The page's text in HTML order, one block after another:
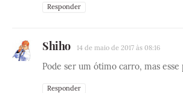
Responder
Shiho 14 de maio de 2017 às 08:16
Pode ser um ótimo carro, mas esse
Responder